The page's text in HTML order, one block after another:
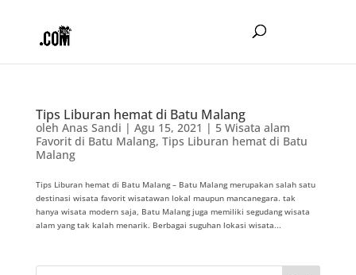
Tips Liburan hemat di Batu Malang
oleh Anas Sandi | Agu 15, 2021 | 5 Wisata alam
Favorit di Batu Malang, Tips Liburan hemat di Batu
Malang
Tips Liburan hemat di Batu Malang – Batu Malang merupakan salah satu
destinasi wisata favorit wisatawan lokal maupun mancanegara. tak
hanya wisata modern saja, Batu Malang juga memiliki segudang wisata
alam yang tak kalah menarik. Berbagai suguhan lokasi wisata...